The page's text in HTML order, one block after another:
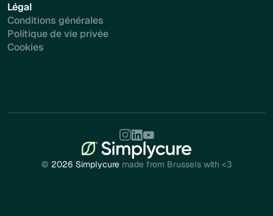
Légal
Conditions générales
Politique de vie privée
Cookies
© 2026 Simplycuremade from Brussels with <3